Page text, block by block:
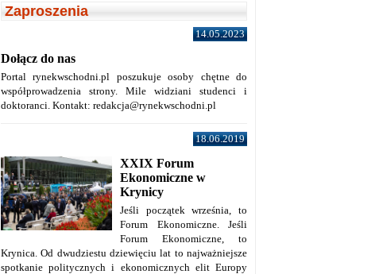
Zaproszenia
14.05.2023
Dołącz do nas
Portal rynekwschodni.pl poszukuje osoby chętne do
współprowadzenia strony. Mile widziani studenci i
doktoranci. Kontakt: redakcja@rynekwschodni.pl
18.06.2019
XXIX Forum
Ekonomiczne w
Krynicy
Jeśli początek września, to
Forum Ekonomiczne. Jeśli
Forum Ekonomiczne, to
Krynica. Od dwudziestu dziewięciu lat to najważniejsze
spotkanie politycznych i ekonomicznych elit Europy